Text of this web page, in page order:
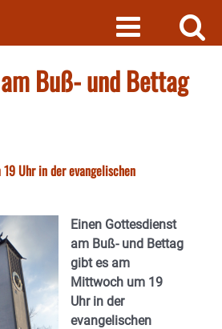
Buß- und Bettag
Uhr in der evangelischen
Einen Gottesdienst
am Buß- und Bettag
gibt es am
Mittwoch um 19
Uhr in der
evangelischen